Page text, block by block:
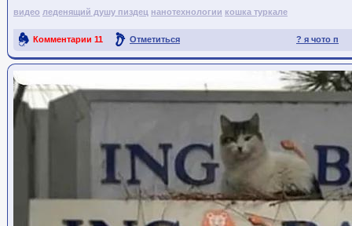
видео леденящий душу пиздец нанотехнологии кошка туркале
? я чото п
Комментарии 11 Отметиться
Ссылка на пост